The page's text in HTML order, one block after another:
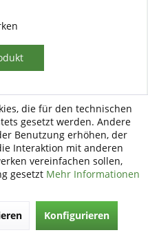
die für den technischen
gesetzt werden. Andere
Benutzung erhöhen, der
Interaktion mit anderen
vereinfachen sollen,
gesetzt Mehr Informationen
Konfigurieren